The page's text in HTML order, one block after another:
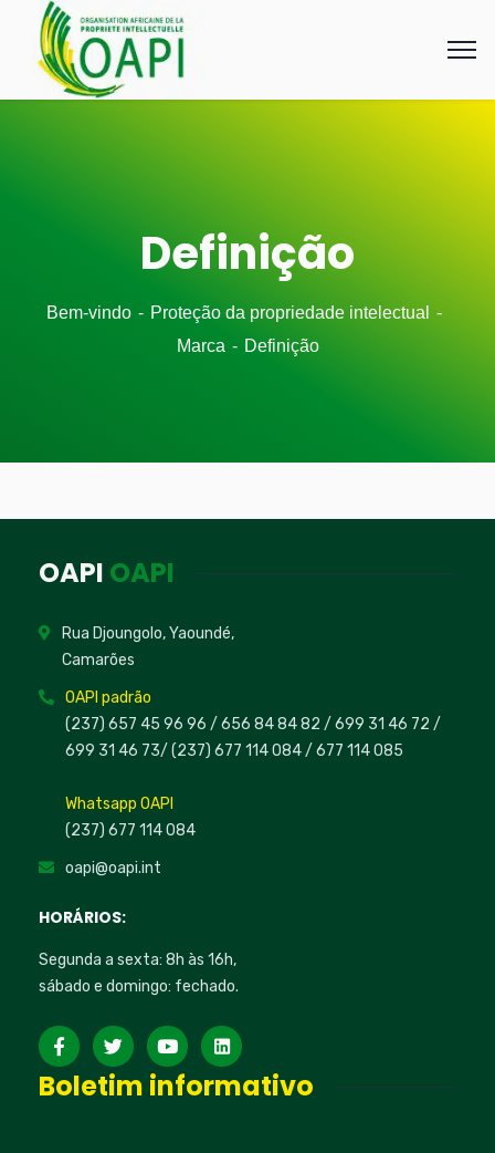
Definição
Bem-vindo
Proteção da propriedade intelectual
Marca
Definição
OAPI OAPI
Rua Djoungolo, Yaoundé,
Camarões
OAPI padrão
(237) 657 45 96 96 / 656 84 84 82 / 699 31 46 72 /
699 31 46 73/ (237) 677 114 084 / 677 114 085
Whatsapp OAPI
(237) 677 114 084
oapi@oapi.int
HORÁRIOS:
Segunda a sexta: 8h às 16h,
sábado e domingo: fechado.
Boletim informativo